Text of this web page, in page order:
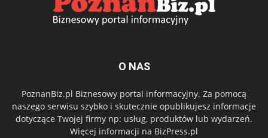
O NAS
PoznanBiz.pl Biznesowy portal informacyjny. Za pomocą
naszego serwisu szybko i skutecznie opublikujesz informacje
dotyczące Twojej firmy np: usług, produktów lub wydarzeń.
Więcej informacji na BizPress.pl